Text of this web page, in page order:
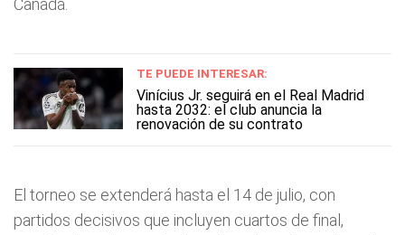
Canadá.
TE PUEDE INTERESAR:
Vinícius Jr. seguirá en el Real Madrid
hasta 2032: el club anuncia la
renovación de su contrato
El torneo se extenderá hasta el 14 de julio, con
partidos decisivos que incluyen cuartos de final,